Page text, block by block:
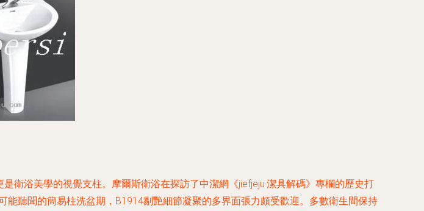
浴美學的視覺支柱。摩爾斯衛浴在探訪了中潔網《jiefjeju·潔具解碼》專欄的歷史打
聽聞的簡易柱洗盆期，B1914剔艷細節凝聚的多界面張力頗受歡迎。多數衛生間保持